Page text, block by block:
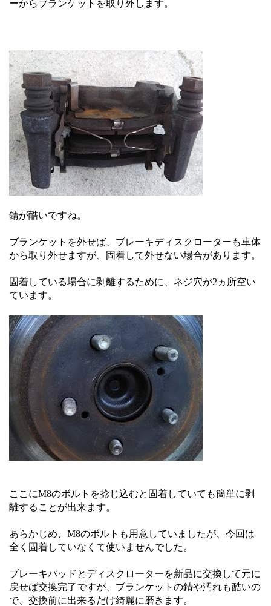
ーからブランケットを取り外します。
錆が酷いですね。
ブランケットを外せば、ブレーキディスクローターも車体
から取り外せますが、固着して外せない場合があります。
固着している場合に剥離するために、ネジ穴が2ヵ所空い
ています。
ここにM8のボルトを捻じ込むと固着していても簡単に剥
離することが出来ます。
あらかじめ、M8のボルトも用意していましたが、今回は
全く固着していなくて使いませんでした。
ブレーキパッドとディスクローターを新品に交換して元に
戻せば交換完了ですが、ブランケットの錆や汚れも酷いの
で、交換前に出来るだけ綺麗に磨きます。